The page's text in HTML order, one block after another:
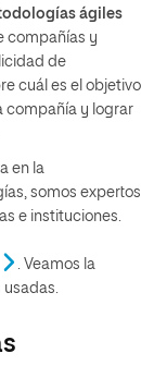
ágiles
compañías y
de
cuál es el objetivo
compañía y lograr
en la
somos expertos
e instituciones.
. Veamos la
usadas.